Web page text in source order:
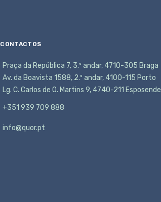
CONTACTOS
Praça da República 7, 3.º andar, 4710-305 Braga
Av. da Boavista 1588, 2.º andar, 4100-115 Porto
Lg. C. Carlos de O. Martins 9, 4740-211 Esposende
+351 939 709 888
info@quor.pt